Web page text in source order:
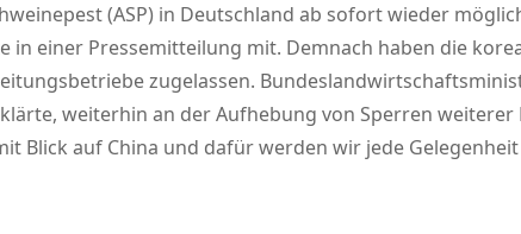
(ASP) in Deutschland ab sofort wieder
in einer Pressemitteilung mit. Demnach haben die
zugelassen.
weiterhin an der Aufhebung von Sperren
Blick auf China und dafür werden wir jede